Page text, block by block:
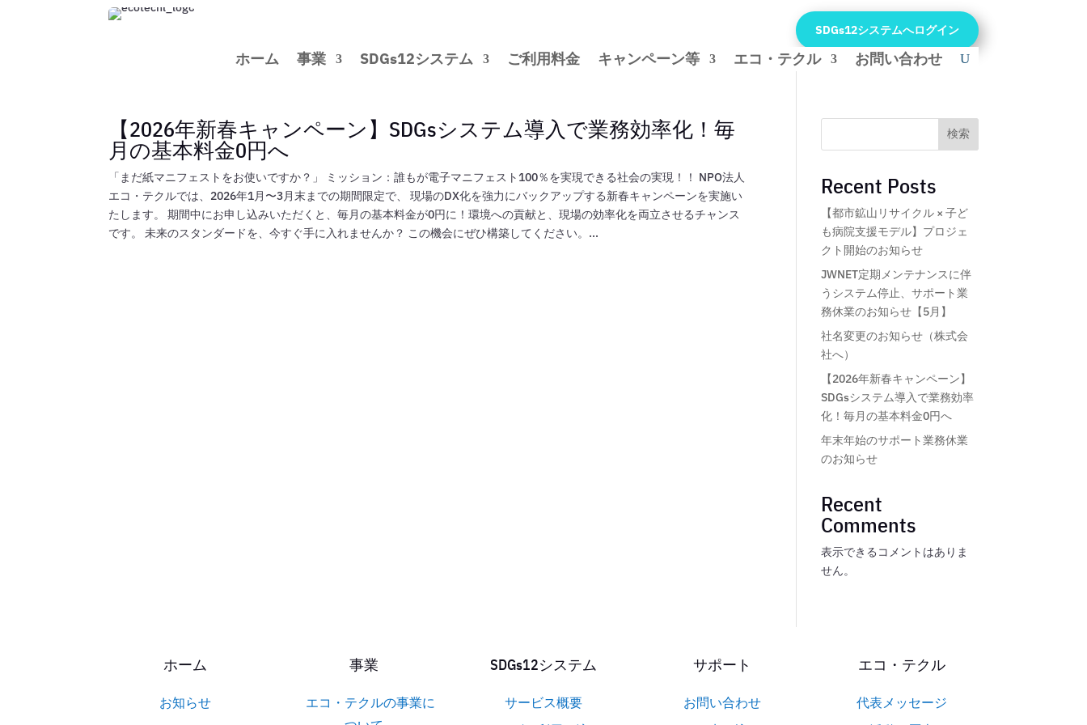
SDGs12システムへログイン
ホーム 事業 SDGs12システム ご利用料金 キャンペーン等 エコ・テクル お問い合わせ
【2026年新春キャンペーン】SDGsシステム導入で業務効率化！毎
月の基本料金0円へ
「まだ紙マニフェストをお使いですか？」 ミッション：誰もが電子マニフェスト100％を実現できる社会の実現！！ NPO法人
エコ・テクルでは、2026年1月〜3月末までの期間限定で、 現場のDX化を強力にバックアップする新春キャンペーンを実施い
たします。 期間中にお申し込みいただくと、毎月の基本料金が0円に！環境への貢献と、現場の効率化を両立させるチャンス
です。 未来のスタンダードを、今すぐ手に入れませんか？ この機会にぜひ構築してください。...
検索
Recent Posts
【都市鉱山リサイクル × 子ど
も病院支援モデル】プロジェ
クト開始のお知らせ
JWNET定期メンテナンスに伴
うシステム停止、サポート業
務休業のお知らせ【5月】
社名変更のお知らせ（株式会
社へ）
【2026年新春キャンペーン】
SDGsシステム導入で業務効率
化！毎月の基本料金0円へ
年末年始のサポート業務休業
のお知らせ
Recent
Comments
表示できるコメントはありま
せん。
ホーム
お知らせ
事業
エコ・テクルの事業に
SDGs12システム
サービス概要
サポート
お問い合わせ
エコ・テクル
代表メッセージ